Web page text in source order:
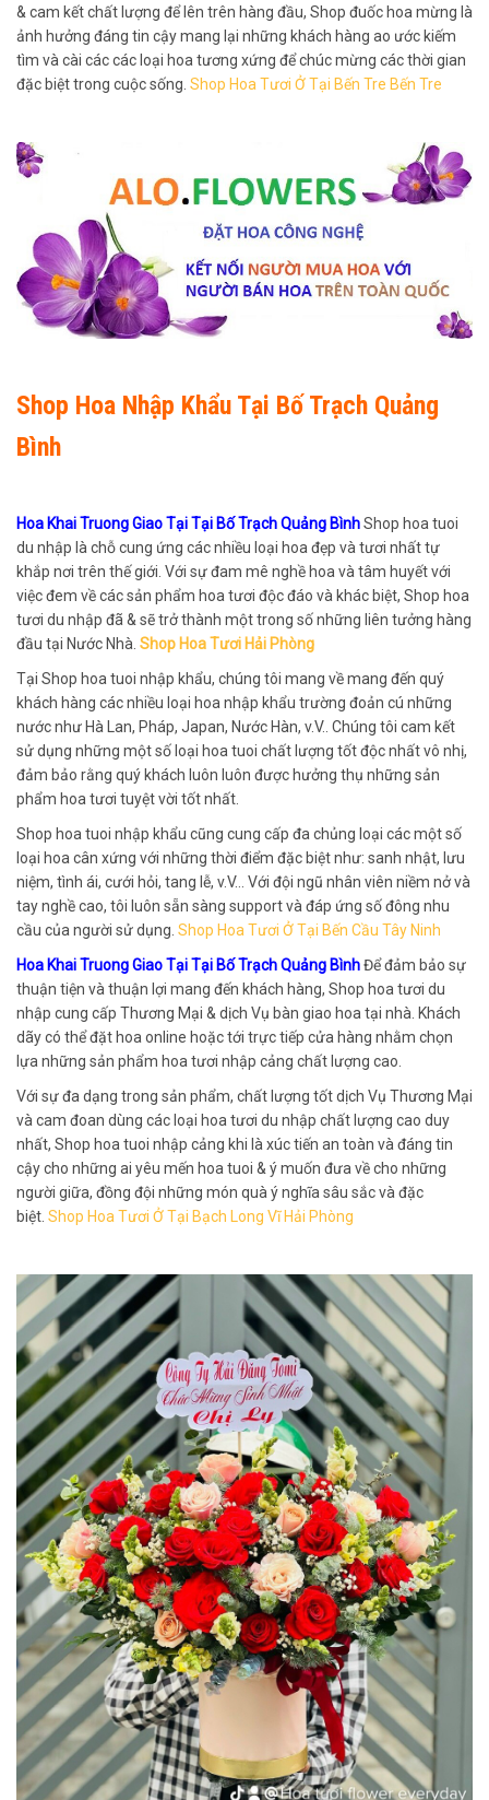
& cam kết chất lượng để lên trên hàng đầu, Shop đuốc hoa mừng là
ảnh hưởng đáng tin cậy mang lại những khách hàng ao ước kiếm
tìm và cài các các loại hoa tương xứng để chúc mừng các thời gian
đặc biệt trong cuộc sống. Shop Hoa Tươi Ở Tại Bến Tre Bến Tre
Shop Hoa Nhập Khẩu Tại Bố Trạch Quảng
Bình
Hoa Khai Truong Giao Tại Tại Bố Trạch Quảng BìnhShop hoa tuoi
du nhập là chỗ cung ứng các nhiều loại hoa đẹp và tươi nhất tự
khắp nơi trên thế giới. Với sự đam mê nghề hoa và tâm huyết với
việc đem về các sản phẩm hoa tươi độc đáo và khác biệt, Shop hoa
tươi du nhập đã & sẽ trở thành một trong số những liên tưởng hàng
đầu tại Nước Nhà. Shop Hoa Tươi Hải Phòng
Tại Shop hoa tuoi nhập khẩu, chúng tôi mang về mang đến quý
khách hàng các nhiều loại hoa nhập khẩu trường đoản cú những
nước như Hà Lan, Pháp, Japan, Nước Hàn, v.V.. Chúng tôi cam kết
sử dụng những một số loại hoa tuoi chất lượng tốt độc nhất vô nhị,
đảm bảo rằng quý khách luôn luôn được hưởng thụ những sản
phẩm hoa tươi tuyệt vời tốt nhất.
Shop hoa tuoi nhập khẩu cũng cung cấp đa chủng loại các một số
loại hoa cân xứng với những thời điểm đặc biệt như: sanh nhật, lưu
niệm, tình ái, cưới hỏi, tang lễ, v.V… Với đội ngũ nhân viên niềm nở và
tay nghề cao, tôi luôn sẵn sàng support và đáp ứng số đông nhu
cầu của người sử dụng. Shop Hoa Tươi Ở Tại Bến Cầu Tây Ninh
Hoa Khai Truong Giao Tại Tại Bố Trạch Quảng BìnhĐể đảm bảo sự
thuận tiện và thuận lợi mang đến khách hàng, Shop hoa tươi du
nhập cung cấp Thương Mại & dịch Vụ bàn giao hoa tại nhà. Khách
dãy có thể đặt hoa online hoặc tới trực tiếp cửa hàng nhằm chọn
lựa những sản phẩm hoa tươi nhập cảng chất lượng cao.
Với sự đa dạng trong sản phẩm, chất lượng tốt dịch Vụ Thương Mại
và cam đoan dùng các loại hoa tươi du nhập chất lượng cao duy
nhất, Shop hoa tuoi nhập cảng khi là xúc tiến an toàn và đáng tin
cậy cho những ai yêu mến hoa tuoi & ý muốn đưa về cho những
người giữa, đồng đội những món quà ý nghĩa sâu sắc và đặc
biệt. Shop Hoa Tươi Ở Tại Bạch Long Vĩ Hải Phòng